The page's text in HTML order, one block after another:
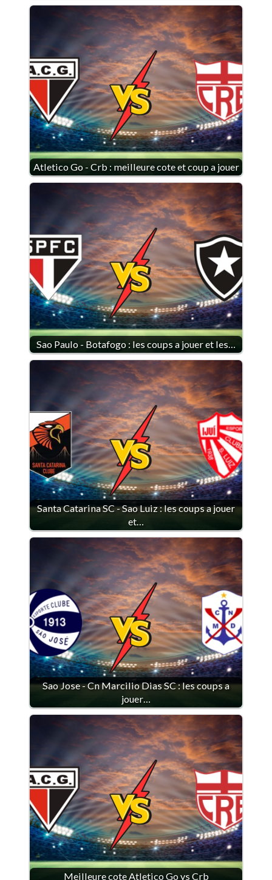
Atletico Go - Crb : meilleure cote et coup a jouer
Sao Paulo - Botafogo : les coups a jouer et les…
Santa Catarina SC - Sao Luiz : les coups a jouer
et…
Sao Jose - Cn Marcilio Dias SC : les coups a
jouer…
Meilleure cote Atletico Go vs Crb